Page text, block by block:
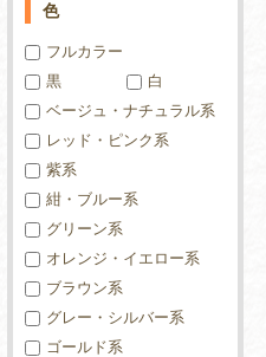
色
フルカラー
黒
白
ベージュ・ナチュラル系
レッド・ピンク系
紫系
紺・ブルー系
グリーン系
オレンジ・イエロー系
ブラウン系
グレー・シルバー系
ゴールド系